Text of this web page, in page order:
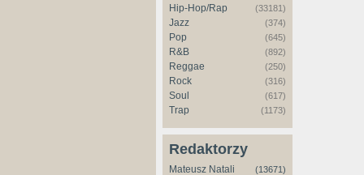
Hip-Hop/Rap (33181)
Jazz (374)
Pop (645)
R&B (892)
Reggae (250)
Rock (316)
Soul (617)
Trap (1173)
Redaktorzy
Mateusz Natali (13671)